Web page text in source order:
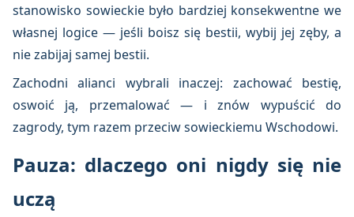
stanowisko sowieckie było bardziej konsekwentne we
własnej logice — jeśli boisz się bestii, wybij jej zęby, a
nie zabijaj samej bestii.
Zachodni alianci wybrali inaczej: zachować bestię,
oswoić ją, przemalować — i znów wypuścić do
zagrody, tym razem przeciw sowieckiemu Wschodowi.
Pauza: dlaczego oni nigdy się nie
uczą